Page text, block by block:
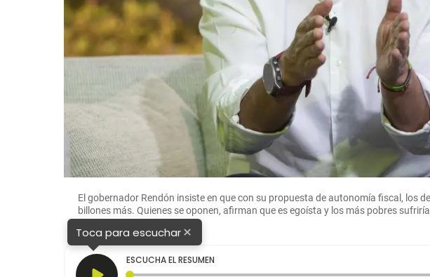
El gobernador Rendón insiste en que con su propuesta de autonomía fiscal, los
billones más. Quienes se oponen, afirman que es egoísta y los más pobres
Toca para escuchar×
ESCUCHA EL RESUMEN